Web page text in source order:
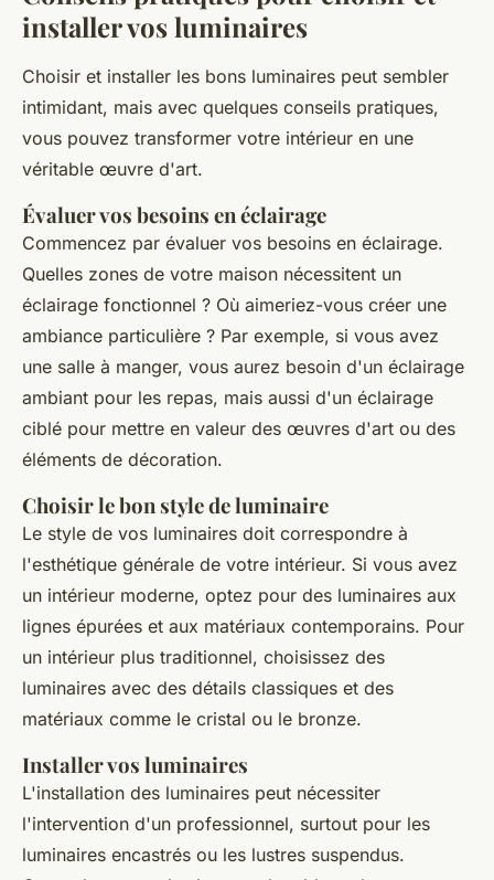
installer vos luminaires
Choisir et installer les bons luminaires peut sembler
intimidant, mais avec quelques conseils pratiques,
vous pouvez transformer votre intérieur en une
véritable œuvre d'art.
Évaluer vos besoins en éclairage
Commencez par évaluer vos besoins en éclairage.
Quelles zones de votre maison nécessitent un
éclairage fonctionnel ? Où aimeriez-vous créer une
ambiance particulière ? Par exemple, si vous avez
une salle à manger, vous aurez besoin d'un éclairage
ambiant pour les repas, mais aussi d'un éclairage
ciblé pour mettre en valeur des œuvres d'art ou des
éléments de décoration.
Choisir le bon style de luminaire
Le style de vos luminaires doit correspondre à
l'esthétique générale de votre intérieur. Si vous avez
un intérieur moderne, optez pour des luminaires aux
lignes épurées et aux matériaux contemporains. Pour
un intérieur plus traditionnel, choisissez des
luminaires avec des détails classiques et des
matériaux comme le cristal ou le bronze.
Installer vos luminaires
L'installation des luminaires peut nécessiter
l'intervention d'un professionnel, surtout pour les
luminaires encastrés ou les lustres suspendus.